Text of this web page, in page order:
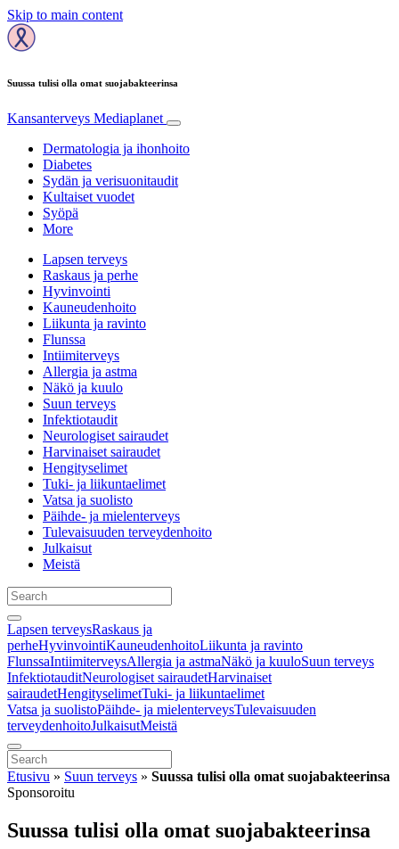
Skip to main content
Suussa tulisi olla omat suojabakteerinsa
Kansanterveys Mediaplanet
Dermatologia ja ihonhoito
Diabetes
Sydän ja verisuonitaudit
Kultaiset vuodet
Syöpä
More
Lapsen terveys
Raskaus ja perhe
Hyvinvointi
Kauneudenhoito
Liikunta ja ravinto
Flunssa
Intiimiterveys
Allergia ja astma
Näkö ja kuulo
Suun terveys
Infektiotaudit
Neurologiset sairaudet
Harvinaiset sairaudet
Hengityselimet
Tuki- ja liikuntaelimet
Vatsa ja suolisto
Päihde- ja mielenterveys
Tulevaisuuden terveydenhoito
Julkaisut
Meistä
Lapsen terveysRaskaus ja
perheHyvinvointiKauneudenhoitoLiikunta ja ravinto
FlunssaIntiimiterveysAllergia ja astmaNäkö ja kuuloSuun terveys
InfektiotauditNeurologiset sairaudetHarvinaiset
sairaudetHengityselimetTuki- ja liikuntaelimet
Vatsa ja suolistoPäihde- ja mielenterveysTulevaisuuden
terveydenhoitoJulkaisutMeistä
Etusivu » Suun terveys » Suussa tulisi olla omat suojabakteerinsa
Sponsoroitu
Suussa tulisi olla omat suojabakteerinsa